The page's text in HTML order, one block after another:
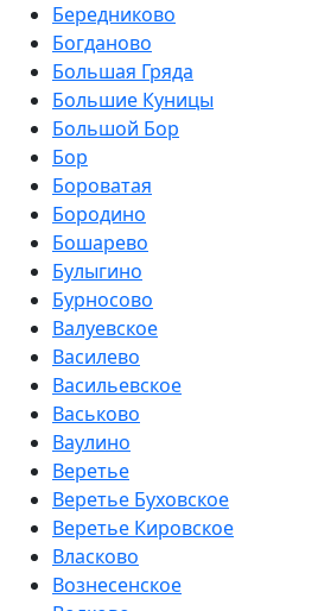
Бередниково
Богданово
Большая Гряда
Большие Куницы
Большой Бор
Бор
Бороватая
Бородино
Бошарево
Булыгино
Бурносово
Валуевское
Василево
Васильевское
Васьково
Ваулино
Веретье
Веретье Буховское
Веретье Кировское
Власково
Вознесенское